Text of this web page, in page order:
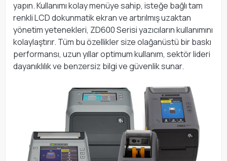
yapın. Kullanımı kolay menüye sahip, isteğe bağlı tam
renkli LCD dokunmatik ekran ve artırılmış uzaktan
yönetim yetenekleri, ZD600 Serisi yazıcıların kullanımını
kolaylaştırır. Tüm bu özellikler size olağanüstü bir baskı
performansı, uzun yıllar optimum kullanım, sektör lideri
dayanıklılık ve benzersiz bilgi ve güvenlik sunar.